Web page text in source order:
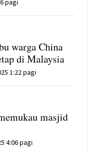
pagi
warga China
di Malaysia
1:22 pagi
masjid
4:06 pagi